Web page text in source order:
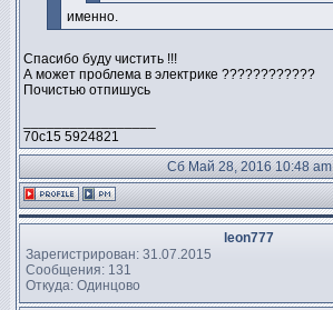
именно.
Спасибо буду чистить !!!
А может проблема в электрике ????????????
Почистью отпишусь
70с15 5924821
Сб Май 28, 2016 10:48 am
leon777
Зарегистрирован: 31.07.2015
Сообщения: 131
Откуда: Одинцово